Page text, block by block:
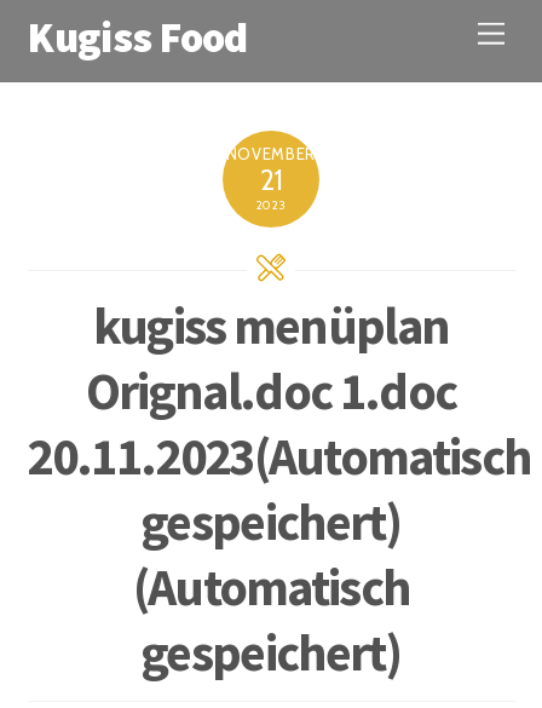
M
e
Kugiss Food
NOVEMBER
21
2023
kugiss menüplan
Orignal.doc 1.doc
20.11.2023(Automatisch
gespeichert)
(Automatisch
gespeichert)